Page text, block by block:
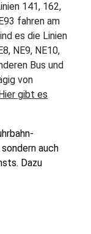
141, 162,
fahren am
es die Linien
NE9, NE10,
Bus und
von
gibt es
auch
Dazu